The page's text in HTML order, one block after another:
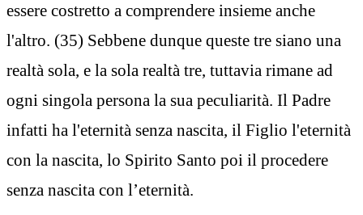
essere costretto a comprendere insieme anche
l'altro. (35) Sebbene dunque queste tre siano una
realtà sola, e la sola realtà tre, tuttavia rimane ad
ogni singola persona la sua peculiarità. Il Padre
infatti ha l'eternità senza nascita, il Figlio l'eternità
con la nascita, lo Spirito Santo poi il procedere
senza nascita con l’eternità.